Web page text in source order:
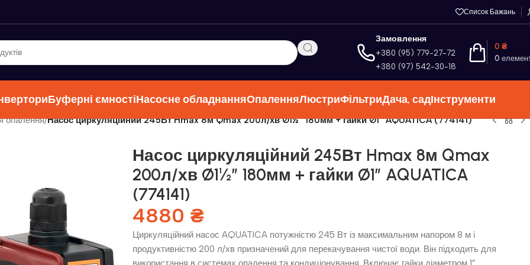
Список Бажань
Замовлення
+380 (95) 779-27-72
+380 (97) 542-30-18
0
0 ₴
Буферні ємностіНасосне обладнанняОпаленняЛюстриФільтриДача, садІнструменти
опалення/Насос циркуляційний 245Вт Hmax 8м Qmax 200л/хв Ø1½” 180мм + гайки Ø1″ AQUATICA (774141)
Насос циркуляційний 245Вт Hmax 8м Qmax
200л/хв Ø1½” 180мм + гайки Ø1″ AQUATICA
(774141)
4880 ₴
Циркуляційний насос AQUATICA потужністю 245 Вт із максимальним напором 8 м і
продуктивністю 200 л/хв призначений для перекачування чистої води. Він підходить для